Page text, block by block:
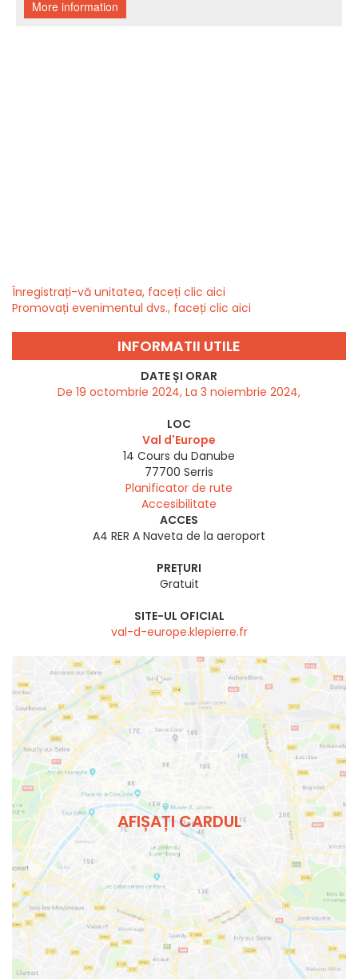
Înregistrați-vă unitatea, faceți clic aici
Promovați evenimentul dvs., faceți clic aici
INFORMATII UTILE
DATE ȘI ORAR
De 19 octombrie 2024, La 3 noiembrie 2024,
LOC
Val d'Europe
14 Cours du Danube
77700 Serris
Planificator de rute
Accesibilitate
ACCES
A4 RER A Naveta de la aeroport
PREȚURI
Gratuit
SITE-UL OFICIAL
val-d-europe.klepierre.fr
AFIȘAȚI CARDUL